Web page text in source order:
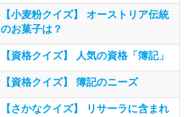
【小麦粉クイズ】 オーストリア伝統
のお菓子は？
【資格クイズ】 人気の資格「簿記」
【資格クイズ】 簿記のニーズ
【さかなクイズ】 リサーラに含まれ